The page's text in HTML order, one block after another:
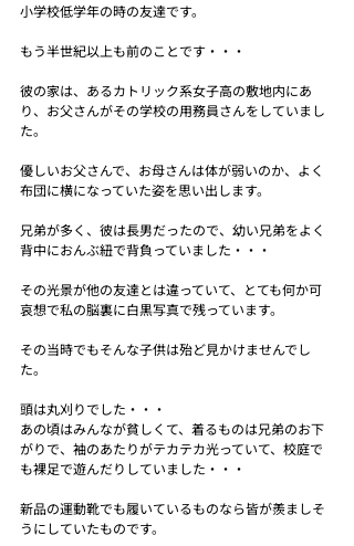
小学校低学年の時の友達です。
もう半世紀以上も前のことです・・・
彼の家は、あるカトリック系女子高の敷地内にあ
り、お父さんがその学校の用務員さんをしていまし
た。
優しいお父さんで、お母さんは体が弱いのか、よく
布団に横になっていた姿を思い出します。
兄弟が多く、彼は長男だったので、幼い兄弟をよく
背中におんぶ紐で背負っていました・・・
その光景が他の友達とは違っていて、とても何か可
哀想で私の脳裏に白黒写真で残っています。
その当時でもそんな子供は殆ど見かけませんでし
た。
頭は丸刈りでした・・・
あの頃はみんなが貧しくて、着るものは兄弟のお下
がりで、袖のあたりがテカテカ光っていて、校庭で
も裸足で遊んだりしていました・・・
新品の運動靴でも履いているものなら皆が羨ましそ
うにしていたものです。